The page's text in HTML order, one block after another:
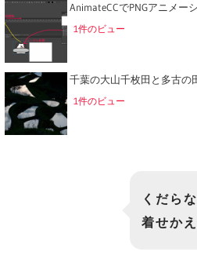
AnimateCCでPNGアニメー
1件のビュー
千葉の大山千枚田と多古の
1件のビュー
くだら
着せか